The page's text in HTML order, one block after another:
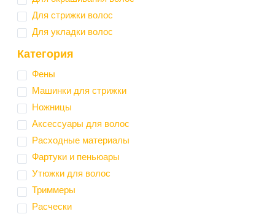
Для стрижки волос
Для укладки волос
Категория
Фены
Машинки для стрижки
Ножницы
Аксессуары для волос
Расходные материалы
Фартуки и пеньюары
Утюжки для волос
Триммеры
Расчески